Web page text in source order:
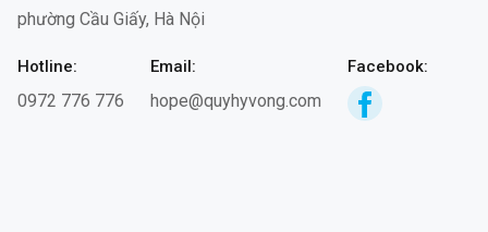
phường Cầu Giấy, Hà Nội
Hotline:
0972 776 776
Email:
hope@quyhyvong.com
Facebook: